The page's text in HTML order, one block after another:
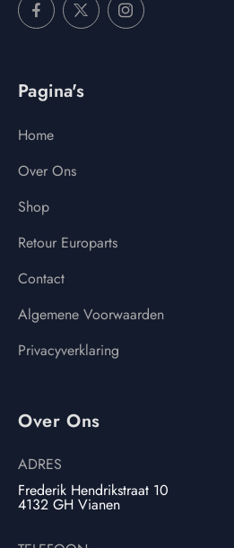
Pagina's
Home
Over Ons
Shop
Retour Europarts
Contact
Algemene Voorwaarden
Privacyverklaring
Over Ons
ADRES
Frederik Hendrikstraat 10
4132 GH Vianen